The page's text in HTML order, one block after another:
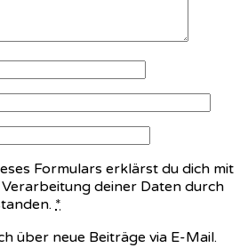
Formulars erklärst du dich mit
deiner Daten durch
*
über neue Beiträge via E-Mail.